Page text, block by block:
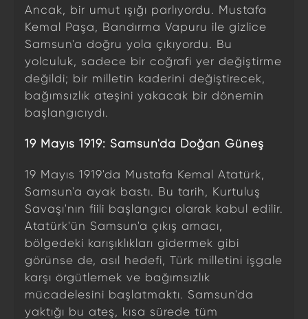
Ancak, bir umut ışığı parlıyordu. Mustafa
Kemal Paşa, Bandırma Vapuru ile gizlice
Samsun'a doğru yola çıkıyordu. Bu
yolculuk, sadece bir coğrafi yer değiştirme
değildi; bir milletin kaderini değiştirecek,
bağımsızlık ateşini yakacak bir dönemin
başlangıcıydı.
19 Mayıs 1919: Samsun'da Doğan Güneş
19 Mayıs 1919'da Mustafa Kemal Atatürk,
Samsun'a ayak bastı. Bu tarih, Kurtuluş
Savaşı'nın fiili başlangıcı olarak kabul edilir.
Atatürk'ün Samsun'a çıkış amacı,
bölgedeki karışıklıkları gidermek gibi
görünse de, asıl hedefi, Türk milletini işgale
karşı örgütlemek ve bağımsızlık
mücadelesini başlatmaktı. Samsun'da
yaktığı bu ateş, kısa sürede tüm